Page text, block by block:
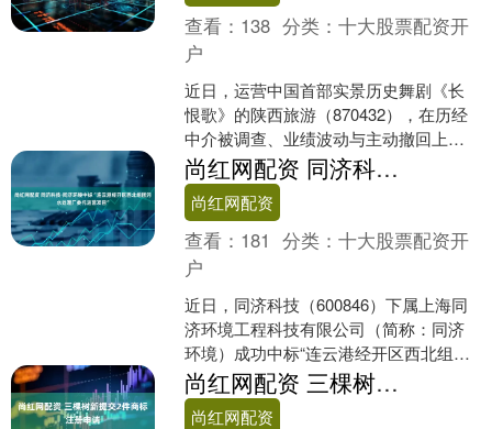
查看： 138 分类：十大股票配资开
户
近日，运营中国首部实景历史舞剧《长
恨歌》的陕西旅游（870432），在历经
中介被调查、业绩波动与主动撤回上市
的三年蛰伏后，再次冲刺沪市主板IPO获
受理。 “斯山....
尚红网配资 同济科技·同济环境中标“连云港经开区西北组团污水处理厂委托运营项目”
尚红网配资
查看： 181 分类：十大股票配资开
户
近日，同济科技（600846）下属上海同
济环境工程科技有限公司（简称：同济
环境）成功中标“连云港经开区西北组团
污水处理厂委托运营项目”，将负责该污
水处理厂的提标....
尚红网配资 三棵树新提交2件商标注册申请
尚红网配资